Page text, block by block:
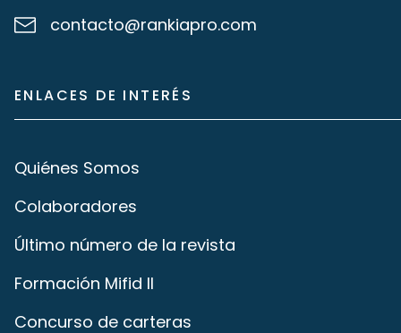
contacto@rankiapro.com
ENLACES DE INTERÉS
Quiénes Somos
Colaboradores
Último número de la revista
Formación Mifid II
Concurso de carteras